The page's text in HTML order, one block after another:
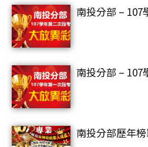
南投分部 – 107
南投分部 – 107
南投分部歷年